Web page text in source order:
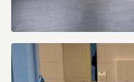
Industrivägen
2